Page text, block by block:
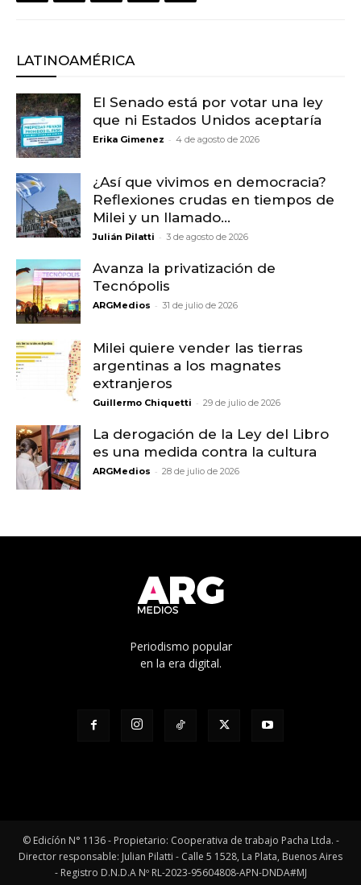
LATINOAMÉRICA
El Senado está por votar una ley
que ni Estados Unidos aceptaría
Erika Gimenez - 4 de agosto de 2026
¿Así que vivimos en democracia?
Reflexiones crudas en tiempos de
Milei y un llamado...
Julián Pilatti - 3 de agosto de 2026
Avanza la privatización de
Tecnópolis
ARGMedios - 31 de julio de 2026
Milei quiere vender las tierras
argentinas a los magnates
extranjeros
Guillermo Chiquetti - 29 de julio de 2026
La derogación de la Ley del Libro
es una medida contra la cultura
ARGMedios - 28 de julio de 2026
Periodismo popular
en la era digital.
© Edicíón N° 1136 - Propietario: Cooperativa de trabajo Pacha Ltda. -
Director responsable: Julian Pilatti - Calle 5 1528, La Plata, Buenos Aires
- Registro D.N.D.A Nº RL-2023-95604808-APN-DNDA#MJ